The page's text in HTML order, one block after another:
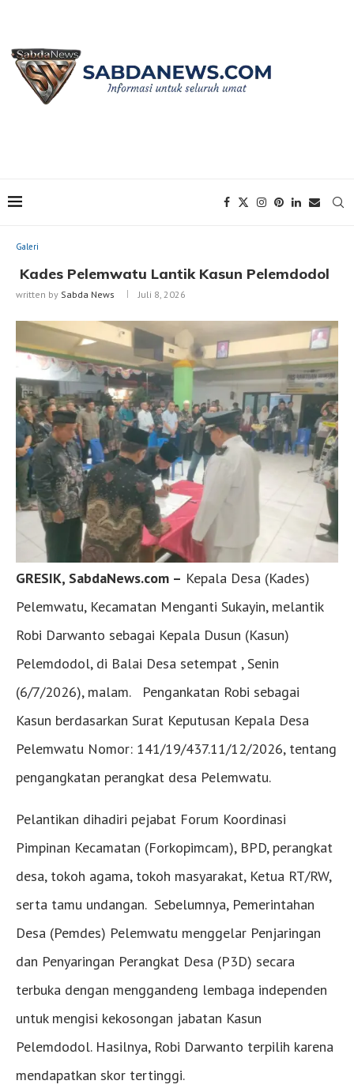
Galeri
Kades Pelemwatu Lantik Kasun Pelemdodol
written by Sabda News Juli 8, 2026
GRESIK, SabdaNews.com – Kepala Desa (Kades)
Pelemwatu, Kecamatan Menganti Sukayin, melantik
Robi Darwanto sebagai Kepala Dusun (Kasun)
Pelemdodol, di Balai Desa setempat , Senin
(6/7/2026), malam. Pengankatan Robi sebagai
Kasun berdasarkan Surat Keputusan Kepala Desa
Pelemwatu Nomor: 141/19/437.11/12/2026, tentang
pengangkatan perangkat desa Pelemwatu.
Pelantikan dihadiri pejabat Forum Koordinasi
Pimpinan Kecamatan (Forkopimcam), BPD, perangkat
desa, tokoh agama, tokoh masyarakat, Ketua RT/RW,
serta tamu undangan. Sebelumnya, Pemerintahan
Desa (Pemdes) Pelemwatu menggelar Penjaringan
dan Penyaringan Perangkat Desa (P3D) secara
terbuka dengan menggandeng lembaga independen
untuk mengisi kekosongan jabatan Kasun
Pelemdodol. Hasilnya, Robi Darwanto terpilih karena
mendapatkan skor tertinggi.